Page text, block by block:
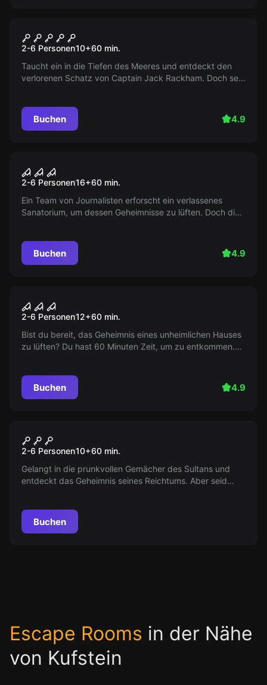
Der versunkene Piratenschatz
2-6 Personen10+60 min.
Taucht ein in die Tiefen des Meeres und entdeckt den
verlorenen Schatz von Captain Jack Rackham. Doch seid
Buchen 4.9
Blutiges Erwachen
2-6 Personen16+60 min.
Ein Team von Journalisten erforscht ein verlassenes
Sanatorium, um dessen Geheimnisse zu lüften. Doch die
Buchen 4.9
Das Geisterhaus
2-6 Personen12+60 min.
Bist du bereit, das Geheimnis eines unheimlichen Hauses
zu lüften? Du hast 60 Minuten Zeit, um zu entkommen.
Buchen 4.9
Die Wunderlampe
2-6 Personen10+60 min.
Gelangt in die prunkvollen Gemächer des Sultans und
entdeckt das Geheimnis seines Reichtums. Aber seid
Buchen
Escape Rooms in der Nähe
von Kufstein